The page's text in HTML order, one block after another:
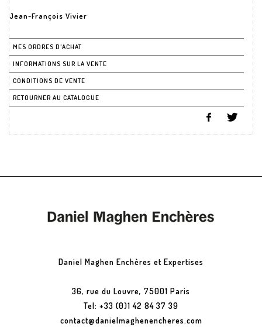
Jean-François Vivier
MES ORDRES D'ACHAT
INFORMATIONS SUR LA VENTE
CONDITIONS DE VENTE
RETOURNER AU CATALOGUE
Daniel Maghen Enchères et Expertises
36, rue du Louvre, 75001 Paris
Tel: +33 (0)1 42 84 37 39
contact@danielmaghenencheres.com